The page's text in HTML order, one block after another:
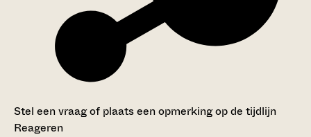
Stel een vraag of plaats een opmerking op de tijdlijn
Reageren